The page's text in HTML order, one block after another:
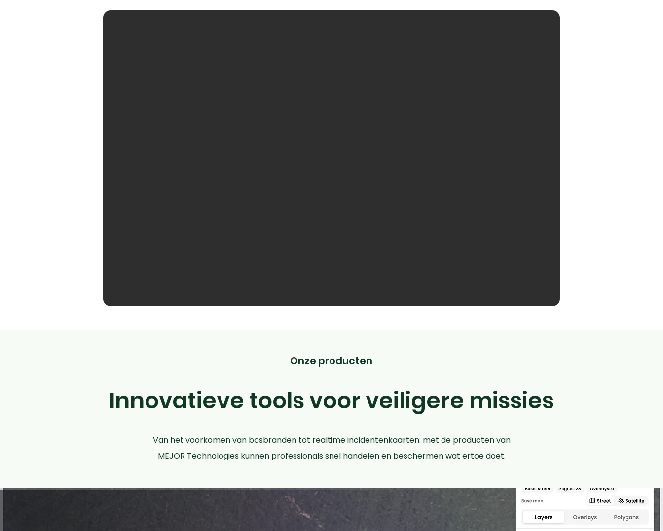
Onze producten
Innovatieve tools voor veiligere missies
Van het voorkomen van bosbranden tot realtime incidentenkaarten: met de producten van
MEJOR Technologies kunnen professionals snel handelen en beschermen wat ertoe doet.